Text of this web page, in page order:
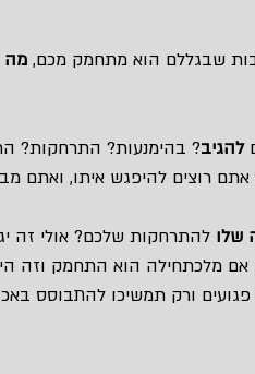
שבגללם הוא מתחמק מכם, מה
להגיב? בהימנעות? התרחקות?
אתם רוצים להיפגש איתו,
שלו להתרחקות שלכם? אולי זה
אם מלכתחילה הוא התחמק וזה
פגועים ורק תמשיכו להתבוסס